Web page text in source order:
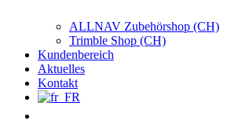
ALLNAV Zubehörshop (CH)
Trimble Shop (CH)
Kundenbereich
Aktuelles
Kontakt